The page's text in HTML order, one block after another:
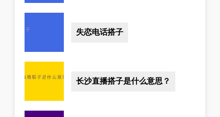
失恋电话搭子
长沙直播搭子是什么意思？